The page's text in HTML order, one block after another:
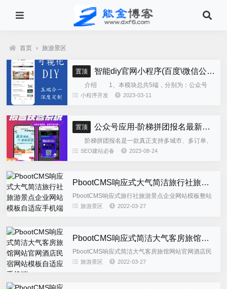
首页 › 旅游景区
置顶 智能diy官网小程序(百度\微信公众号\微信小程序\支付宝\抖音小程序)独立版
介绍 1、本模块总共5端，分别为：公众号
h5、微信小程序、百度小程序、支付宝小程序、......
小程序开发 2023-03-11
置顶 公众号应用-阶梯拼团报名最新版本源码程序
阶梯拼团报名是一款真正支持多城市、多订单、
全供应链商业模式，订单统计、核销、一键导出等强
SEO建站必备 2023-08-24
PbootCMS响应式大气简洁旅行社旅游景点企业网站模板自适应手机端
PbootCMS响应式旅行社旅游景点企业网站模板整站
源码，此模板为响应式布局模板，适合旅行社旅游等
旅游景区 2022-03-27
PbootCMS响应式简洁大气客房旅馆网站官网酒店民宿网站模板自适应手机端
PbootCMS响应式简洁大气客房旅馆网站官网酒店民
宿网站模板自适应手机端，客房旅馆网站源码，此模
旅游景区 2022-03-27